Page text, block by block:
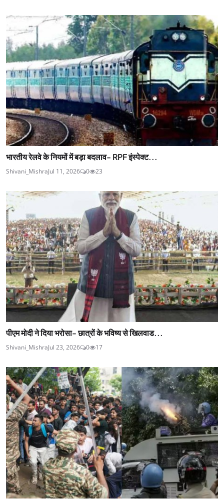
भारतीय रेलवे के नियमों में बड़ा बदलाव- RPF इंस्पेक्ट...
Shivani_MishraJul 11, 2026 0 23
पीएम मोदी ने दिया भरोसा- छात्रों के भविष्य से खिलवाड...
Shivani_MishraJul 23, 2026 0 17